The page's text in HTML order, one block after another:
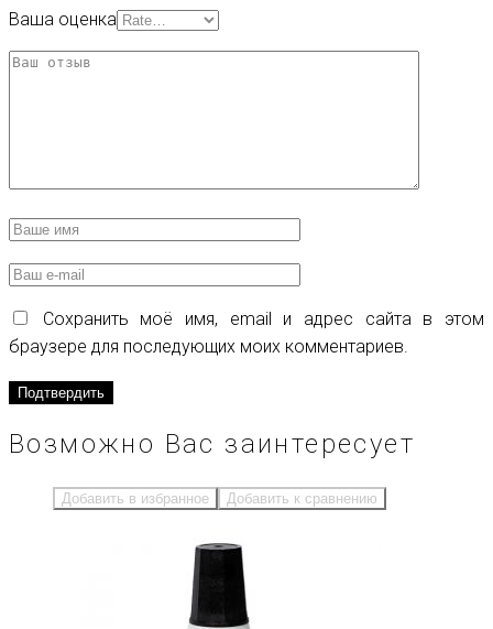
Ваша оценка
Сохранить моё имя, email и адрес сайта в этом
браузере для последующих моих комментариев.
Возможно Вас заинтересует
Добавить в избранное Добавить к сравнению